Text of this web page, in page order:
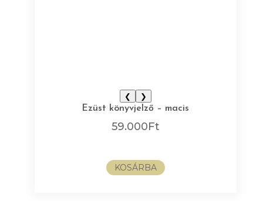
❮
❯
Ezüst könyvjelző – macis
59.000Ft
KOSÁRBA